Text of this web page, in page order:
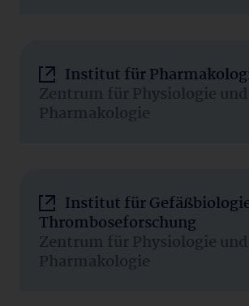
Institut für
Zentrum für Physiologie und
Pharmakologie
Institut für
Thromboseforschung
Zentrum für Physiologie und
Pharmakologie